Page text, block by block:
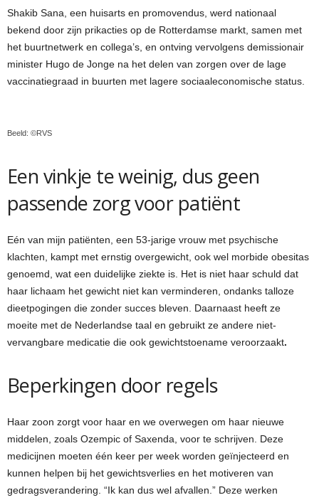
Shakib Sana, een huisarts en promovendus, werd nationaal
bekend door zijn prikacties op de Rotterdamse markt, samen met
het buurtnetwerk en collega’s, en ontving vervolgens demissionair
minister Hugo de Jonge na het delen van zorgen over de lage
vaccinatiegraad in buurten met lagere sociaaleconomische status.
Beeld: ©RVS
Een vinkje te weinig, dus geen
passende zorg voor patiënt
Eén van mijn patiënten, een 53-jarige vrouw met psychische
klachten, kampt met ernstig overgewicht, ook wel morbide obesitas
genoemd, wat een duidelijke ziekte is. Het is niet haar schuld dat
haar lichaam het gewicht niet kan verminderen, ondanks talloze
dieetpogingen die zonder succes bleven. Daarnaast heeft ze
moeite met de Nederlandse taal en gebruikt ze andere niet-
vervangbare medicatie die ook gewichtstoename veroorzaakt.
Beperkingen door regels
Haar zoon zorgt voor haar en we overwegen om haar nieuwe
middelen, zoals Ozempic of Saxenda, voor te schrijven. Deze
medicijnen moeten één keer per week worden geïnjecteerd en
kunnen helpen bij het gewichtsverlies en het motiveren van
gedragsverandering. “Ik kan dus wel afvallen.” Deze werken